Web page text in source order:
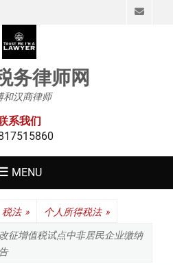
务律师网
和汉商律师
系我们
MENU
税法 » 个人所得税法 »
征增值税试点中非居民企业缴纳